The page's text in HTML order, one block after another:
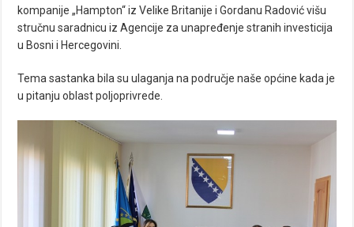
kompanije „Hampton“ iz Velike Britanije i Gordanu Radović višu
stručnu saradnicu iz Agencije za unapređenje stranih investicija
u Bosni i Hercegovini.
Tema sastanka bila su ulaganja na područje naše općine kada je
u pitanju oblast poljoprivrede.